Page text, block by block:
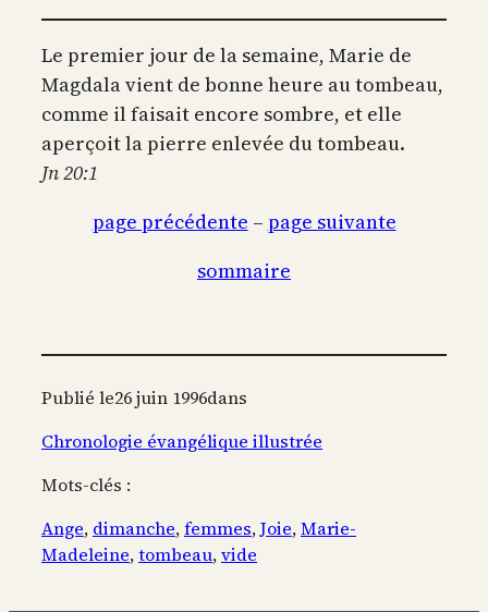
Le premier jour de la semaine, Marie de
Magdala vient de bonne heure au tombeau,
comme il faisait encore sombre, et elle
aperçoit la pierre enlevée du tombeau.
Jn 20:1
page précédente – page suivante
sommaire
Publié le26 juin 1996dans
Chronologie évangélique illustrée
Mots-clés :
Ange, dimanche, femmes, Joie, Marie-
Madeleine, tombeau, vide